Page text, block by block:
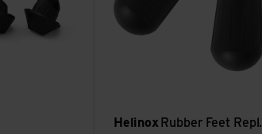
Helinox Rubber Feet Repl.